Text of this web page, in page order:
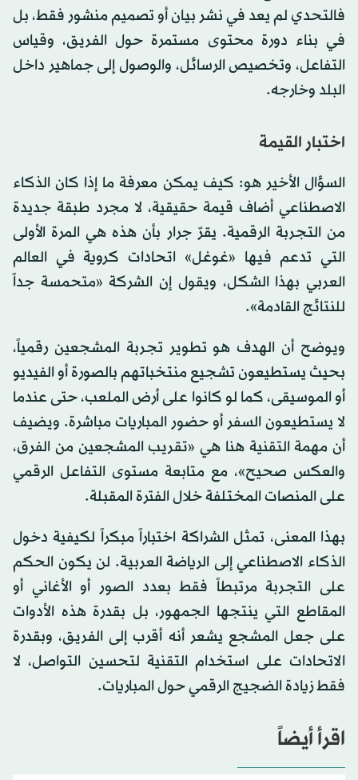
فالتحدي لم يعد في نشر بيان أو تصميم منشور فقط، بل
في بناء دورة محتوى مستمرة حول الفريق، وقياس
التفاعل، وتخصيص الرسائل، والوصول إلى جماهير داخل
البلد وخارجه.
اختبار القيمة
السؤال الأخير هو: كيف يمكن معرفة ما إذا كان الذكاء
الاصطناعي أضاف قيمة حقيقية، لا مجرد طبقة جديدة
من التجربة الرقمية. يقرّ جرار بأن هذه هي المرة الأولى
التي تدعم فيها «غوغل» اتحادات كروية في العالم
العربي بهذا الشكل، ويقول إن الشركة «متحمسة جداً
للنتائج القادمة».
ويوضح أن الهدف هو تطوير تجربة المشجعين رقمياً،
بحيث يستطيعون تشجيع منتخباتهم بالصورة أو الفيديو
أو الموسيقى، كما لو كانوا على أرض الملعب، حتى عندما
لا يستطيعون السفر أو حضور المباريات مباشرة. ويضيف
أن مهمة التقنية هنا هي «تقريب المشجعين من الفرق،
والعكس صحيح»، مع متابعة مستوى التفاعل الرقمي
على المنصات المختلفة خلال الفترة المقبلة.
بهذا المعنى، تمثل الشراكة اختباراً مبكراً لكيفية دخول
الذكاء الاصطناعي إلى الرياضة العربية. لن يكون الحكم
على التجربة مرتبطاً فقط بعدد الصور أو الأغاني أو
المقاطع التي ينتجها الجمهور، بل بقدرة هذه الأدوات
على جعل المشجع يشعر أنه أقرب إلى الفريق، وبقدرة
الاتحادات على استخدام التقنية لتحسين التواصل، لا
فقط زيادة الضجيج الرقمي حول المباريات.
اقرأ أيضاً